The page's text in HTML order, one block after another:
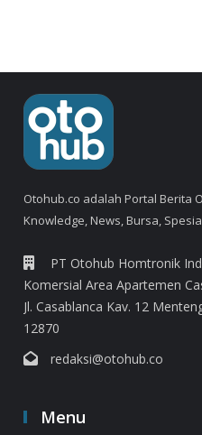
Otohub.co adalah Portal Berita
Knowledge, News, Bursa,
PT Otohub Homtronik
Komersial Area Apartemen
Jl. Casablanca Kav. 12
12870
redaksi@otohub.co
Menu